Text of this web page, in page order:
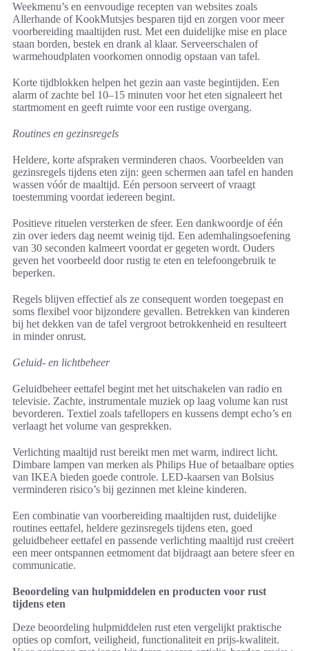
Weekmenu’s en eenvoudige recepten van websites zoals
Allerhande of KookMutsjes besparen tijd en zorgen voor meer
voorbereiding maaltijden rust. Met een duidelijke mise en place
staan borden, bestek en drank al klaar. Serveerschalen of
warmehoudplaten voorkomen onnodig opstaan van tafel.
Korte tijdblokken helpen het gezin aan vaste begintijden. Een
alarm of zachte bel 10–15 minuten voor het eten signaleert het
startmoment en geeft ruimte voor een rustige overgang.
Routines en gezinsregels
Heldere, korte afspraken verminderen chaos. Voorbeelden van
gezinsregels tijdens eten zijn: geen schermen aan tafel en handen
wassen vóór de maaltijd. Eén persoon serveert of vraagt
toestemming voordat iedereen begint.
Positieve rituelen versterken de sfeer. Een dankwoordje of één
zin over ieders dag neemt weinig tijd. Een ademhalingsoefening
van 30 seconden kalmeert voordat er gegeten wordt. Ouders
geven het voorbeeld door rustig te eten en telefoongebruik te
beperken.
Regels blijven effectief als ze consequent worden toegepast en
soms flexibel voor bijzondere gevallen. Betrekken van kinderen
bij het dekken van de tafel vergroot betrokkenheid en resulteert
in minder onrust.
Geluid- en lichtbeheer
Geluidbeheer eettafel begint met het uitschakelen van radio en
televisie. Zachte, instrumentale muziek op laag volume kan rust
bevorderen. Textiel zoals tafellopers en kussens dempt echo’s en
verlaagt het volume van gesprekken.
Verlichting maaltijd rust bereikt men met warm, indirect licht.
Dimbare lampen van merken als Philips Hue of betaalbare opties
van IKEA bieden goede controle. LED-kaarsen van Bolsius
verminderen risico’s bij gezinnen met kleine kinderen.
Een combinatie van voorbereiding maaltijden rust, duidelijke
routines eettafel, heldere gezinsregels tijdens eten, goed
geluidbeheer eettafel en passende verlichting maaltijd rust creëert
een meer ontspannen eetmoment dat bijdraagt aan betere sfeer en
communicatie.
Beoordeling van hulpmiddelen en producten voor rust
tijdens eten
Deze beoordeling hulpmiddelen rust eten vergelijkt praktische
opties op comfort, veiligheid, functionaliteit en prijs-kwaliteit.